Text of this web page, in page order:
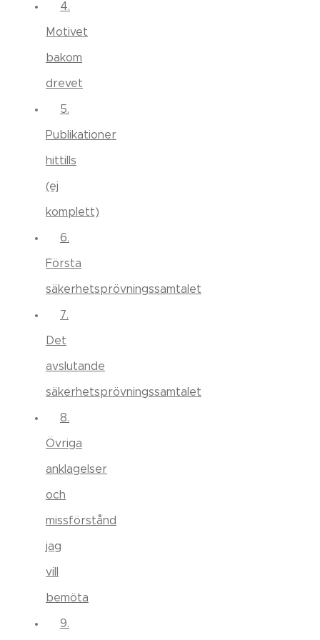
4.
Motivet
bakom
drevet
5.
Publikationer
hittills
(ej
komplett)
6.
Första
säkerhetsprövningssamtalet
7.
Det
avslutande
säkerhetsprövningssamtalet
8.
Övriga
anklagelser
och
missförstånd
jag
vill
bemöta
9.